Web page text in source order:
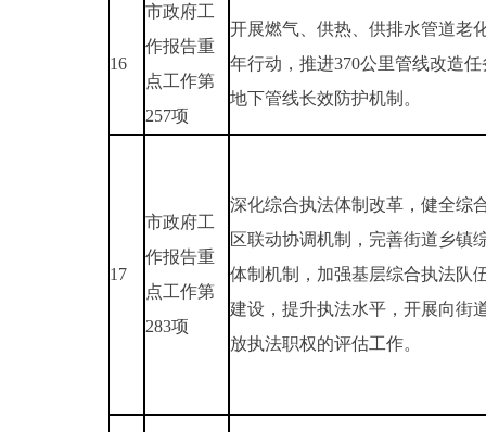
16
市政府工
作报告重
点工作第
257项
开展燃气、供热、供排水管道老
年行动，推进370公里管线改造
地下管线长效防护机制。
17
市政府工
作报告重
点工作第
283项
深化综合执法体制改革，健全综
区联动协调机制，完善街道乡镇
体制机制，加强基层综合执法队
建设，提升执法水平，开展向街
放执法职权的评估工作。